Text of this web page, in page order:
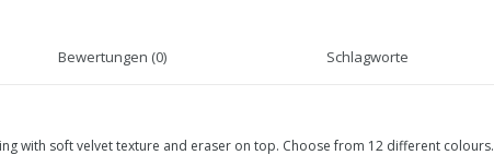
Bewertungen (0) Schlagworte
with soft velvet texture and eraser on top. Choose from 12 different colours.